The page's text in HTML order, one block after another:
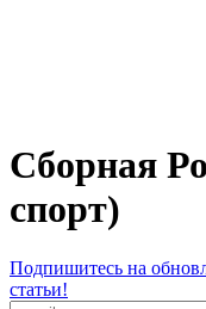
Сборная
спорт)
Подпишитесь на
статьи!